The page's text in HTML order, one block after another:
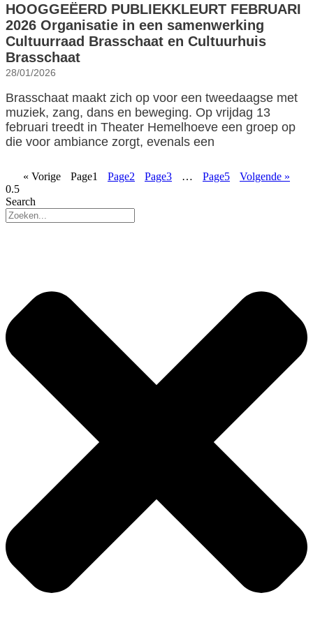
HOOGGEËERD PUBLIEKKLEURT FEBRUARI
2026 Organisatie in een samenwerking
Cultuurraad Brasschaat en Cultuurhuis
Brasschaat
28/01/2026
Brasschaat maakt zich op voor een tweedaagse met
muziek, zang, dans en beweging. Op vrijdag 13
februari treedt in Theater Hemelhoeve een groep op
die voor ambiance zorgt, evenals een
« Vorige Page1 Page2 Page3 … Page5 Volgende »
Search